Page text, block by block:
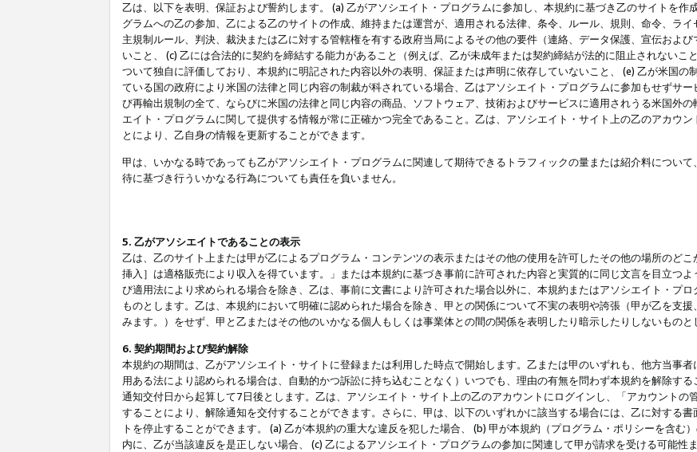
乙は、以下を表明、保証および誓約します。 (a) 乙がアソシエイト・プログラムに参加し、本規約に基づき乙のサイトを作
グラムへの乙の参加、乙による乙のサイトの作成、維持または運営が、適用される法律、条令、ルール、規則、命令、ラ
主規制ルール、判決、裁決または乙に対する管轄権を有する政府当局によるその他の要件（連絡、データ保護、宣伝およ
いこと、 (c) 乙には合法的に契約を締結する能力があること（例えば、乙が未成年または契約締結が法的に阻止されないこ
ついて独自に評価しており、本規約に明記された内容以外の表明、保証または声明に依存していないこと、 (e) 乙が米国の
ている国の政府により米国の法律と同じ内容の制裁が科されている場合、乙はアソシエイト・プログラムに参加もせずサ
び再輸出規制の全て、ならびに米国の法律と同じ内容の商品、ソフトウェア、技術およびサービスに適用されうる米国外
エイト・プログラムに関して提供する情報が常に正確かつ完全であること。乙は、アソシエイト・サイト上の乙のアカウ
とにより、乙自身の情報を更新することができます。
甲は、いかなる時であっても乙がアソシエイト・プログラムに関連して期待できるトラフィックの量または紹介料につい
待に基づき行ういかなる行為についても責任を負いません。
5. 乙がアソシエイトであることの表示
乙は、乙のサイト上または甲が乙によるプログラム・コンテンツの表示またはその他の使用を許可したその他の場所のど
挿入］は適格販売により収入を得ています。」または本規約に基づき事前に許可された内容と実質的に同じ文言を目立つ
び適用法により求められる場合を除き、乙は、事前に文書により許可された場合以外に、本規約またはアソシエイト・プ
ものとします。乙は、本規約において明確に認められた場合を除き、甲との関係について不実の表明や誇張（甲が乙を支
みます。）をせず、甲と乙またはその他のいかなる個人もしくは事業体との間の関係を表明したり暗示したりしないものと
6. 契約期間および契約解除
本規約の期間は、乙がアソシエイト・サイトに登録または利用した時点で開始します。乙または甲のいずれも、他方当事
用ある法により認められる場合は、自動的かつ訴訟に持ち込むことなく）いつでも、理由の有無を問わず本規約を解除する
通知交付日から起算して7日後とします。乙は、アソシエイト・サイト上の乙のアカウントにログインし、「アカウントの
することにより、解除通知を交付することができます。さらに、甲は、以下のいずれかに該当する場合には、乙に対する
トを停止することができます。 (a) 乙が本規約の重大な違反を犯した場合、 (b) 甲が本規約（プログラム・ポリシーを含む
内に、乙が当該違反を是正しない場合、 (c) 乙によるアソシエイト・プログラムの参加に関連して甲が請求を受ける可能性